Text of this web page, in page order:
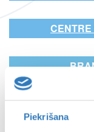
Piekrišana
CENTRE
USE